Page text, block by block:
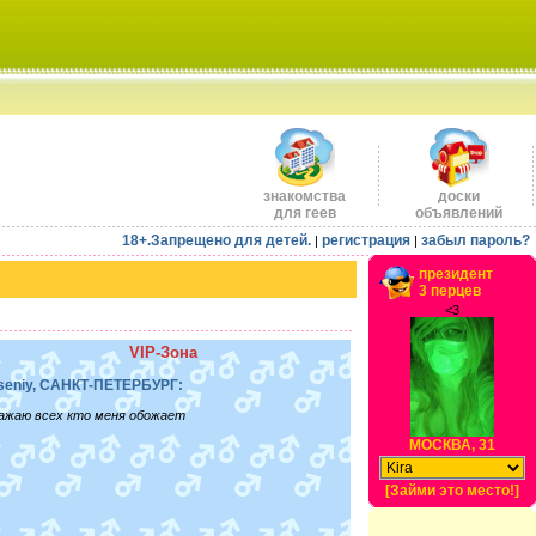
знакомства
для геев
доски
объявлений
18+.Запрещено для детей. | регистрация | забыл пароль?
VIP-Зона
САНКТ-ПЕТЕРБУРГ:
всех кто меня обожает
президент
3 перцев
<3
МОСКВА, 31
[Займи это место!]